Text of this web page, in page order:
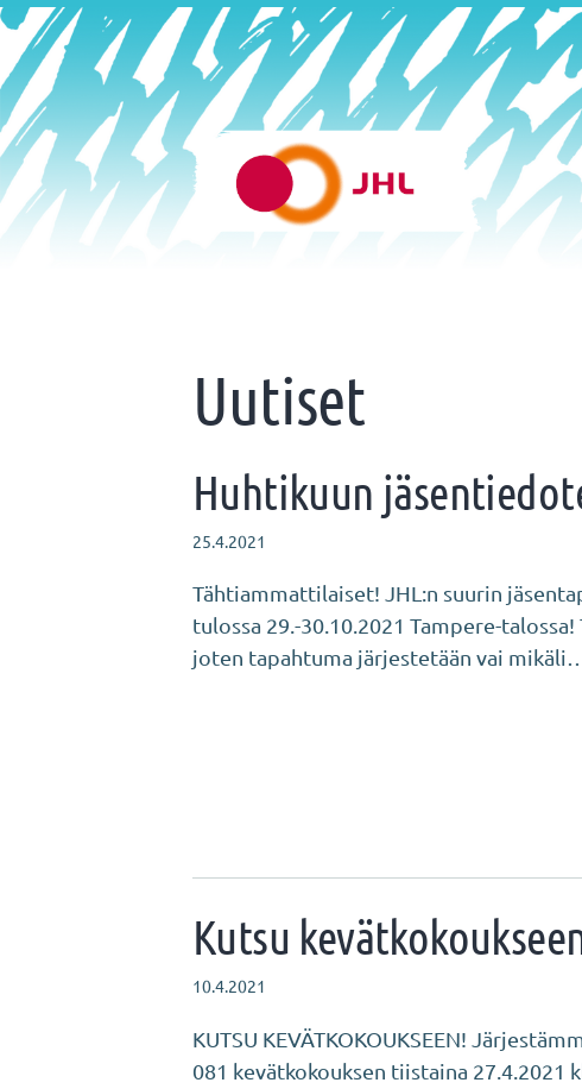
Siirry
sivun
sisältöön
Helsingin varhaiskasvatus JHL
Uutiset
Huhtikuun
25.4.2021
Tähtiammattilaiset! JHL:n suurin
tulossa 29.-30.10.2021 Tampere-
joten tapahtuma järjestetään vai
Kutsu
10.4.2021
KUTSU KEVÄTKOKOUKSEEN!
081 kevätkokouksen tiistaina 27.4.2021